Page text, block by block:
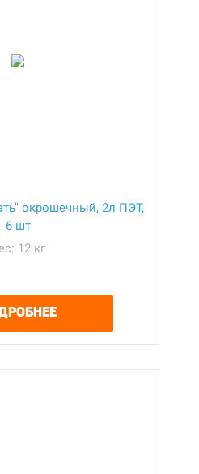
окрошечный, 2л ПЭТ,
6 шт
12 кг